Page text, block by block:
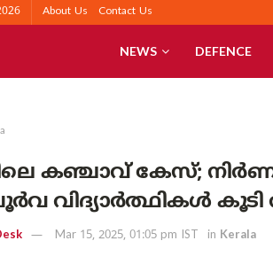
About Us Contact Us
NEWS DEFENCE
കഞ്ചാവ് കേസ്;
വിദ്യാർത്ഥികൾ കൂടി
Mar 15, 2025, 01:05 pm IST in Kerala